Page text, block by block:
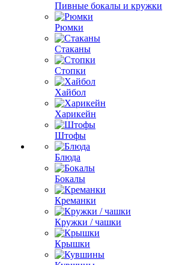
Пивные бокалы и кружки
Рюмки
Стаканы
Стопки
Хайбол
Харикейн
Штофы
Блюда
Бокалы
Креманки
Кружки / чашки
Крышки